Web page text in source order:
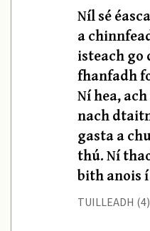
Níl sé
a
isteach go
fhanfadh
Ní hea,
nach
gasta a
thú. Ní
bith anois í
TUILLEADH